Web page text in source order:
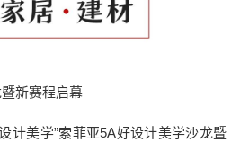
新赛程启幕
计美学”索菲亚5A好设计美学沙龙暨